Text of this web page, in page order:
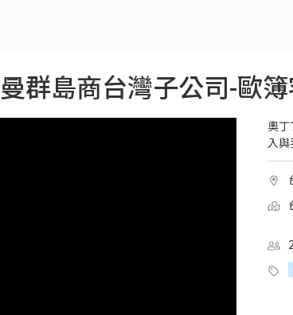
群島商台灣子公司-歐簿
奧
入與